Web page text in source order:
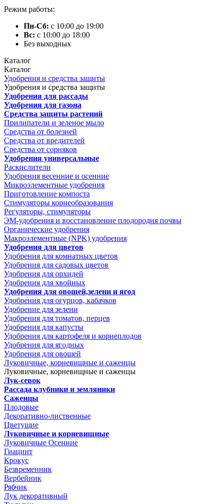
Режим работы:
Пн-Сб: с 10:00 до 19:00
Вс: с 10:00 до 18:00
Без выходных
Каталог
Каталог
Удобрения и средства защиты
Удобрения и средства защиты
Удобрения для рассады
Удобрения для газона
Средства защиты растений
Прилипатели и зеленое мыло
Средства от болезней
Средства от вредителей
Средства от сорняков
Удобрения универсальные
Раскислители
Удобрения весенние и осенние
Микроэлементные удобрения
Приготовление компоста
Стимуляторы корнеобразования
Регуляторы, стимуляторы
ЭМ-удобрения и восстановление плодородия почвы
Органические удобрения
Макроэлементные (NPK) удобрения
Удобрения для цветов
Удобрения для комнатных цветов
Удобрения для садовых цветов
Удобрения для орхидей
Удобрения для хвойных
Удобрения для овощей,зелени и ягод
Удобрения для огурцов, кабачков
Удобрение для зелени
Удобрения для томатов, перцев
Удобрения для капусты
Удобрения для картофеля и корнеплодов
Удобрения для ягодных
Удобрения для овощей
Луковичные, корневищные и саженцы
Луковичные, корневищные и саженцы
Лук-севок
Рассада клубники и земляники
Саженцы
Плодовые
Декоративно-лиственные
Цветущие
Луковичные и корневищные
Луковичные Осенние
Гиацинт
Крокус
Безвременник
Вербейник
Рябчик
Лук декоративный